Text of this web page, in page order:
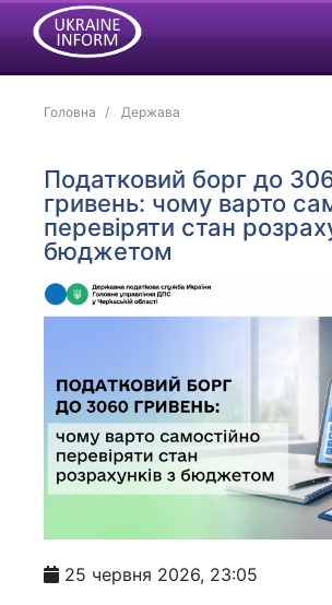
Головна Держава
Податковий борг до
гривень: чому варто
перевіряти стан
бюджетом
25 червня 2026, 23:05